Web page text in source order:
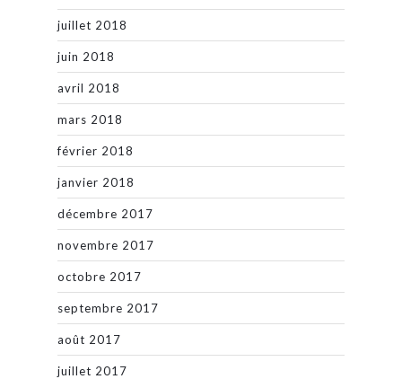
juillet 2018
juin 2018
avril 2018
mars 2018
février 2018
janvier 2018
décembre 2017
novembre 2017
octobre 2017
septembre 2017
août 2017
juillet 2017